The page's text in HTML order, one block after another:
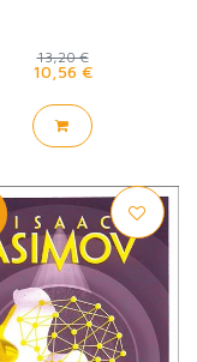
13,20 €
10,56 €